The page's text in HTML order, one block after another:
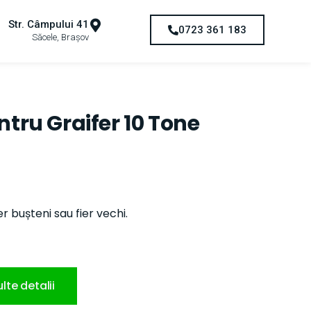
Str. Câmpului 41
Săcele, Brașov
0723 361 183
Graifer 10 Tone
bușteni sau fier vechi.
detalii